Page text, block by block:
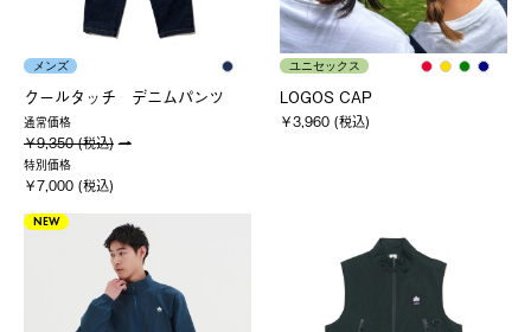
メンズ
クールタッチ デニムパンツ
通常価格
￥9,350 (税込)
特別価格
￥7,000 (税込)
ユニセックス
LOGOS CAP
￥3,960 (税込)
NEW